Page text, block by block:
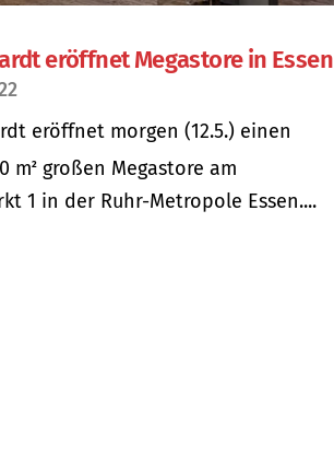
eröffnet Megastore in Essen
eröffnet morgen (12.5.) einen
m2 großen Megastore am
1 in der Ruhr-Metropole Essen....